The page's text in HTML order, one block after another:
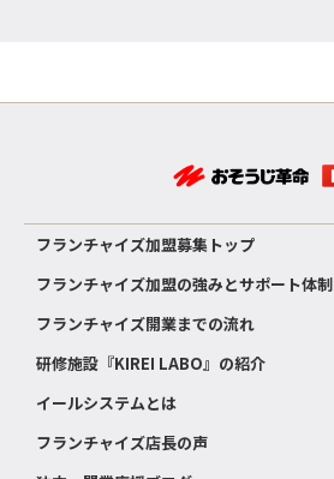
フランチャイズ加盟募集トップ
フランチャイズ加盟の強みとサポート体制
フランチャイズ開業までの流れ
研修施設『KIREI LABO』の紹介
イールシステムとは
フランチャイズ店長の声